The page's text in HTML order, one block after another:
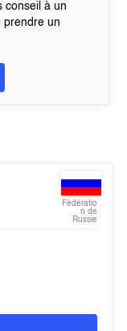
conseil à un
prendre un
Fédératio
n de
Russie